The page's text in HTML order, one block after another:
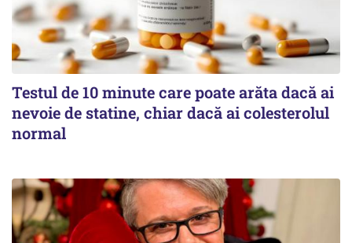
Testul de 10 minute care poate arăta dacă ai
nevoie de statine, chiar dacă ai colesterolul
normal